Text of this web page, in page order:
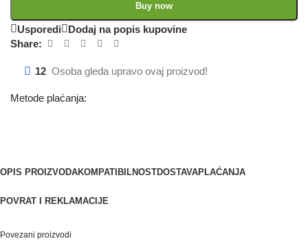
Buy now
Usporedi
Dodaj na popis kupovine
Share:
12 Osoba gleda upravo ovaj proizvod!
Metode plaćanja:
OPIS PROIZVODAKOMPATIBILNOSTDOSTAVAPLAĆANJA
POVRAT I REKLAMACIJE
Povezani proizvodi